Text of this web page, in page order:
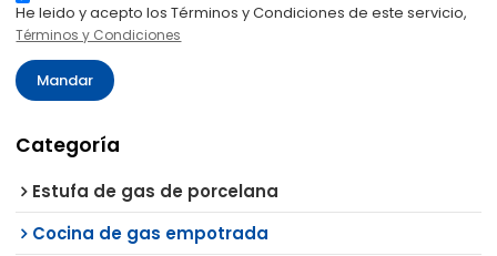
He leido y acepto los Términos y Condiciones de este servicio,
Términos y Condiciones
Mandar
Categoría
Estufa de gas de porcelana
Cocina de gas empotrada